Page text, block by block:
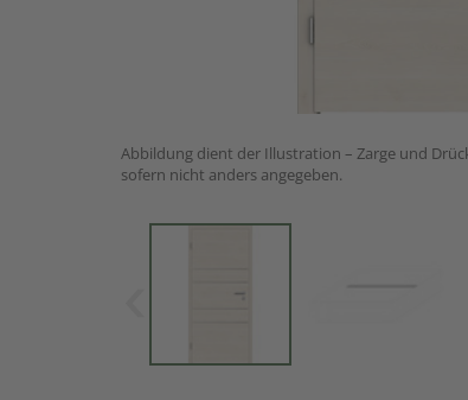
Abbildung dient der Illustration – Zarge und
sofern nicht anders angegeben.